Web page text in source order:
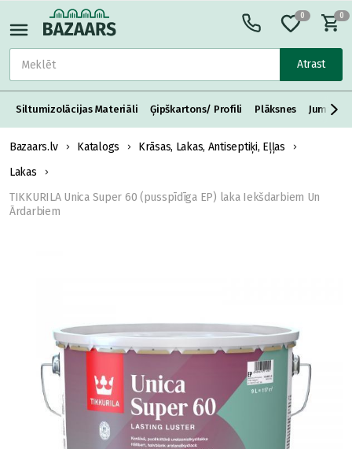
Atrast
0 0
Siltumizolācijas Materiāli Ģipškartons/ Profili Plāksnes Jumta
Bazaars.lv Katalogs
Krāsas, Lakas, Antiseptiķi, Eļļas
Lakas
TIKKURILA Unica Super 60 (pusspīdīga EP) laka Iekšdarbiem Un
Ārdarbiem